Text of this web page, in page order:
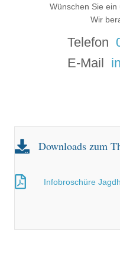
Wünschen Sie ein
Wir
Telefon
E-Mail
Downloads zum
Infobroschüre